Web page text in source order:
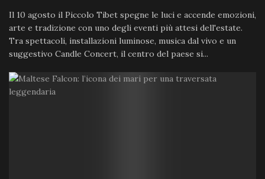
Il 10 agosto il Piccolo Tibet spegne le luci e accende emozioni,
arte e tradizione con uno degli eventi più attesi dell'estate.
Tra spettacoli, installazioni luminose, musica dal vivo e un
suggestivo Candle Concert, il centro del paese si...